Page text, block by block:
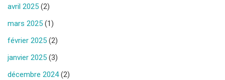
avril 2025 (2)
mars 2025 (1)
février 2025 (2)
janvier 2025 (3)
décembre 2024(2)